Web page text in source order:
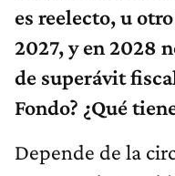
es reelecto, u
2027, y en 2028
de superávit
Fondo? ¿Qué
Depende de la